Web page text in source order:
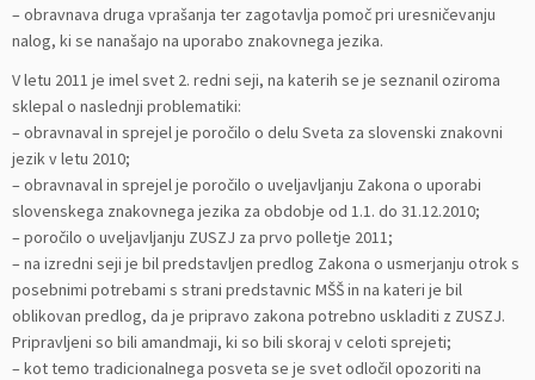
– obravnava druga vprašanja ter zagotavlja pomoč pri uresničevanju
nalog, ki se nanašajo na uporabo znakovnega jezika.
V letu 2011 je imel svet 2. redni seji, na katerih se je seznanil oziroma
sklepal o naslednji problematiki:
– obravnaval in sprejel je poročilo o delu Sveta za slovenski znakovni
jezik v letu 2010;
– obravnaval in sprejel je poročilo o uveljavljanju Zakona o uporabi
slovenskega znakovnega jezika za obdobje od 1.1. do 31.12.2010;
– poročilo o uveljavljanju ZUSZJ za prvo polletje 2011;
– na izredni seji je bil predstavljen predlog Zakona o usmerjanju otrok s
posebnimi potrebami s strani predstavnic MŠŠ in na kateri je bil
oblikovan predlog, da je pripravo zakona potrebno uskladiti z ZUSZJ.
Pripravljeni so bili amandmaji, ki so bili skoraj v celoti sprejeti;
– kot temo tradicionalnega posveta se je svet odločil opozoriti na